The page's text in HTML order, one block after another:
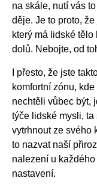
na skále, nutí vás
děje. Je to proto,
který má lidské
dolů. Nebojte, od
I přesto, že jste
komfortní zónu,
nechtěli vůbec být,
týče lidské mysli,
vytrhnout ze svého
to nazvat naší
nalezení u
nastavení.